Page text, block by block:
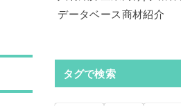
データベース商材紹介
タグで検索